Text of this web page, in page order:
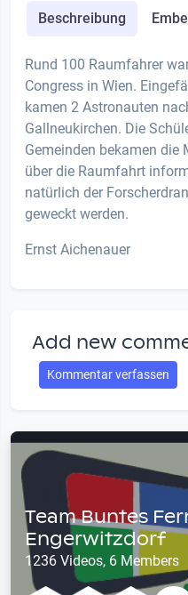
Beschreibung
Rund 100 Raumfahrer
Congress in Wien.
kamen 2 Astronauten
Gallneukirchen. Die
Gemeinden bekamen
über die Raumfahrt
natürlich der
geweckt werden.
Ernst Aichenauer
Add new
Kommentar verfassen
Team Buntes
Engerwitzdorf
1236 Videos, 6 Members